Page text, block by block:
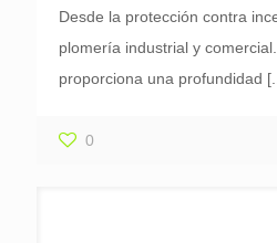
Desde la protección contra
plomería industrial y
proporciona una profundidad
0